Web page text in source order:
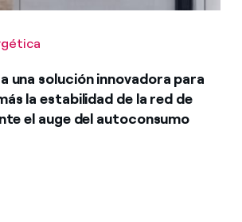
una solución innovadora para
la estabilidad de la red de
el auge del autoconsumo